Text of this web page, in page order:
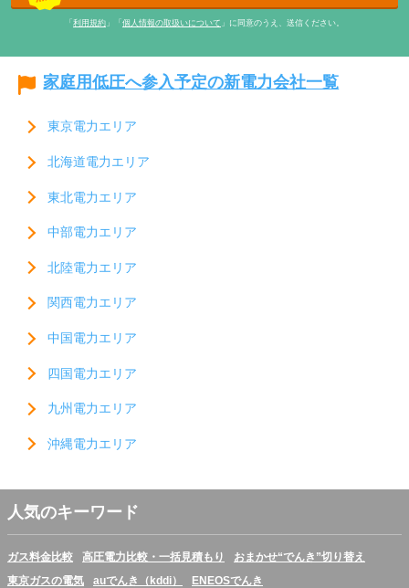
「 利用規約 」「 個人情報の取扱いについて 」に同意のうえ、送信ください。
家庭用低圧へ参入予定の新電力会社一覧
東京電力エリア
北海道電力エリア
東北電力エリア
中部電力エリア
北陸電力エリア
関西電力エリア
中国電力エリア
四国電力エリア
九州電力エリア
沖縄電力エリア
人気のキーワード
ガス料金比較 高圧電力比較・一括見積もり
おまかせ“でんき”切り替え
東京ガスの電気
auでんき（kddi）
ENEOSでんき